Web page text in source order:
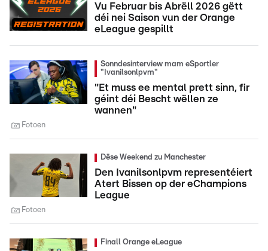
Vu Februar bis Abrëll 2026 gëtt
déi nei Saison vun der Orange
eLeague gespillt
Sonndesinterview mam eSportler
"Ivanilsonlpvm"
"Et muss ee mental prett sinn, fir
géint déi Bescht wëllen ze
wannen"
Fotoen
Dëse Weekend zu Manchester
Den Ivanilsonlpvm representéiert
Atert Bissen op der eChampions
League
Fotoen
Finall Orange eLeague